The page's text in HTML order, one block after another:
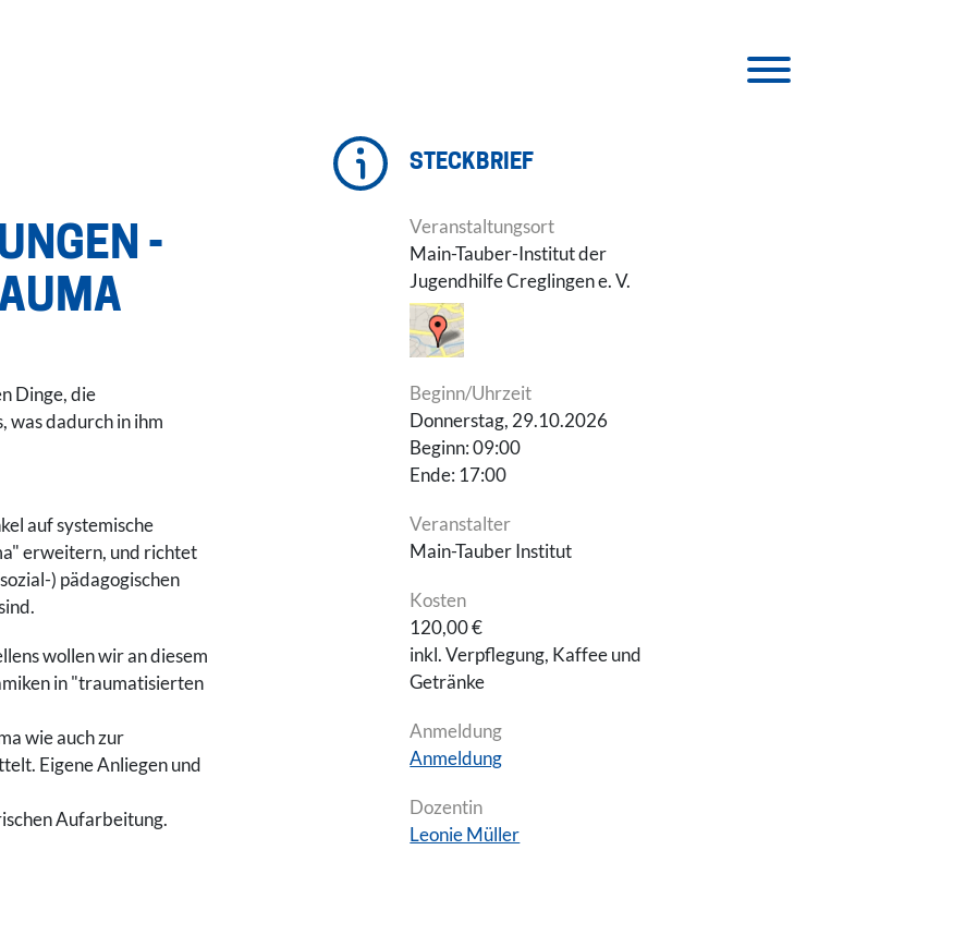
-
Dinge, die
was dadurch in ihm
auf systemische
erweitern, und richtet
) pädagogischen
wollen wir an diesem
in "traumatisierten
wie auch zur
Eigene Anliegen und
Aufarbeitung.
STECKBRIEF
Veranstaltungsort
Main-Tauber-Institut der
Jugendhilfe Creglingen e. V.
Beginn/Uhrzeit
Donnerstag, 29.10.2026
Beginn: 09:00
Ende: 17:00
Veranstalter
Main-Tauber Institut
Kosten
120,00 €
inkl. Verpflegung, Kaffee und
Getränke
Anmeldung
Anmeldung
Dozentin
Leonie Müller